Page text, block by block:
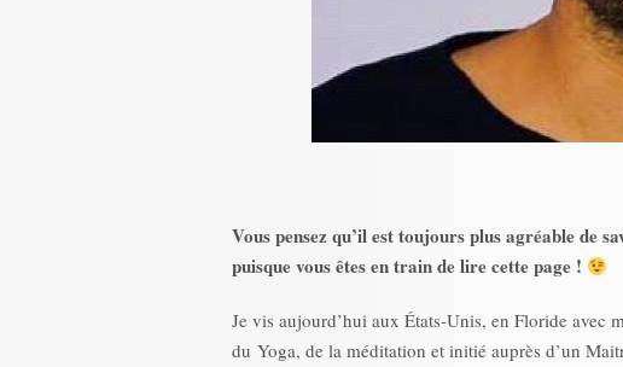
Vous pensez qu’il est toujours plus agréable de
puisque vous êtes en train de lire cette page !
Je vis aujourd’hui aux États-Unis, en Floride avec
du Yoga, de la méditation et initié auprès d’un